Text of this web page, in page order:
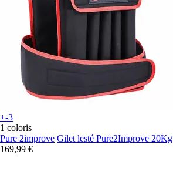
+-3
1 coloris
Pure 2improve Gilet lesté Pure2Improve 20Kg
169,99 €